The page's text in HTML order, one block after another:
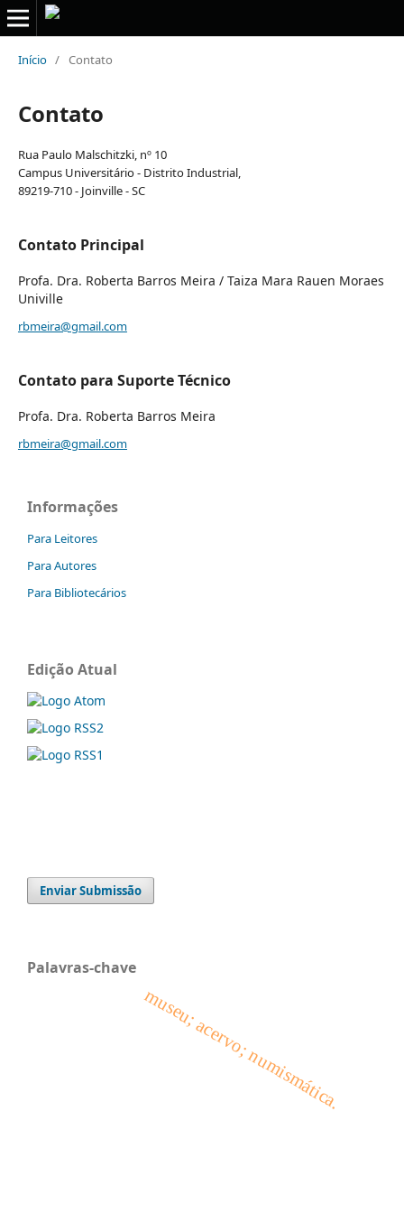
Início / Contato
Contato
Rua Paulo Malschitzki, nº 10
Campus Universitário - Distrito Industrial,
89219-710 - Joinville - SC
Contato Principal
Profa. Dra. Roberta Barros Meira / Taiza Mara Rauen Moraes
Univille
rbmeira@gmail.com
Contato para Suporte Técnico
Profa. Dra. Roberta Barros Meira
rbmeira@gmail.com
Informações
Para Leitores
Para Autores
Para Bibliotecários
Edição Atual
Enviar Submissão
Palavras-chave
museu; acervo; numismática.